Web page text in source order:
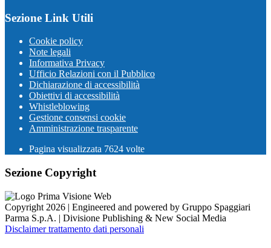
Sezione Link Utili
Cookie policy
Note legali
Informativa Privacy
Ufficio Relazioni con il Pubblico
Dichiarazione di accessibilità
Obiettivi di accessibilità
Whistleblowing
Gestione consensi cookie
Amministrazione trasparente
Pagina visualizzata 7624 volte
Sezione Copyright
Copyright 2026 | Engineered and powered by Gruppo Spaggiari
Parma S.p.A. | Divisione Publishing & New Social Media
Disclaimer trattamento dati personali